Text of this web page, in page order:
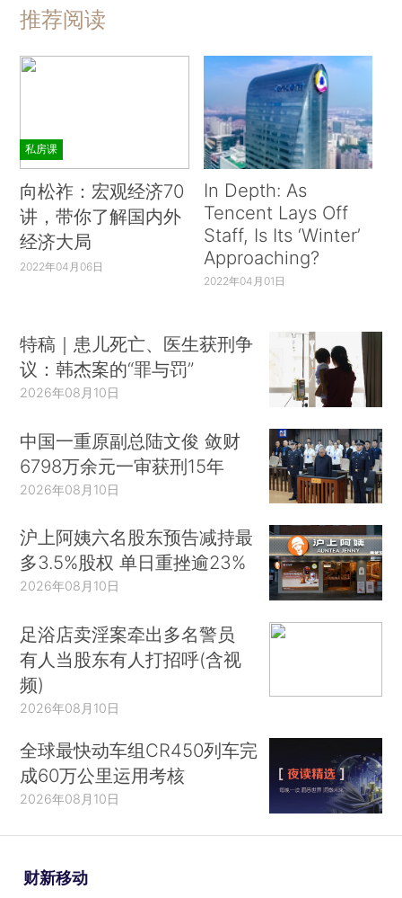
推荐阅读
私房课
向松祚：宏观经济70
讲，带你了解国内外
经济大局
2022年04月06日
In Depth: As
Tencent Lays Off
Staff, Is Its ‘Winter’
Approaching?
2022年04月01日
特稿｜患儿死亡、医生获刑争
议：韩杰案的“罪与罚”
2026年08月10日
中国一重原副总陆文俊 敛财
6798万余元一审获刑15年
2026年08月10日
沪上阿姨六名股东预告减持最
多3.5%股权 单日重挫逾23%
2026年08月10日
足浴店卖淫案牵出多名警员
有人当股东有人打招呼(含视
频)
2026年08月10日
全球最快动车组CR450列车完
成60万公里运用考核
2026年08月10日
财新移动